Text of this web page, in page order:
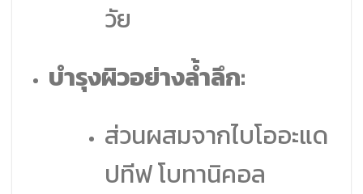
วัย
บำรุงผิวอย่างล้ำลึก:
ส่วนผสมจากไบโออะแด
ปทีฟ โบทานิคอล